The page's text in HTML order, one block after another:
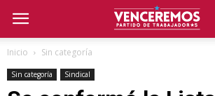
Inicio Sin categoría
Sin categoría Sindical